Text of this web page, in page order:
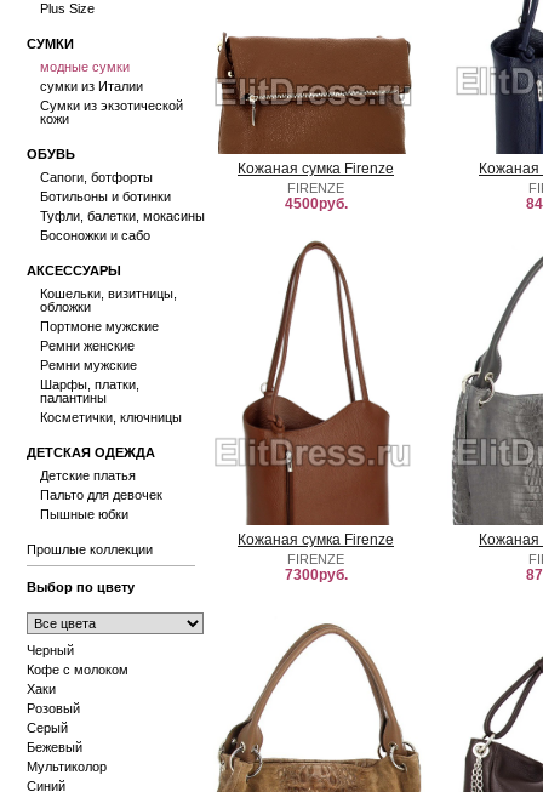
Plus Size
СУМКИ
модные сумки
сумки из Италии
Сумки из экзотической
кожи
ОБУВЬ
Сапоги, ботфорты
Ботильоны и ботинки
Туфли, балетки, мокасины
Босоножки и сабо
АКСЕССУАРЫ
Кошельки, визитницы,
обложки
Портмоне мужские
Ремни женские
Ремни мужские
Шарфы, платки,
палантины
Косметички, ключницы
ДЕТСКАЯ ОДЕЖДА
Детские платья
Пальто для девочек
Пышные юбки
Прошлые коллекции
Выбор по цвету
Черный
Кофе с молоком
Хаки
Розовый
Серый
Бежевый
Мультиколор
Синий
Кожаная сумка Firenze
FIRENZE
4500руб.
Кожаная
Кожаная сумка Firenze
FIRENZE
7300руб.
Кожаная